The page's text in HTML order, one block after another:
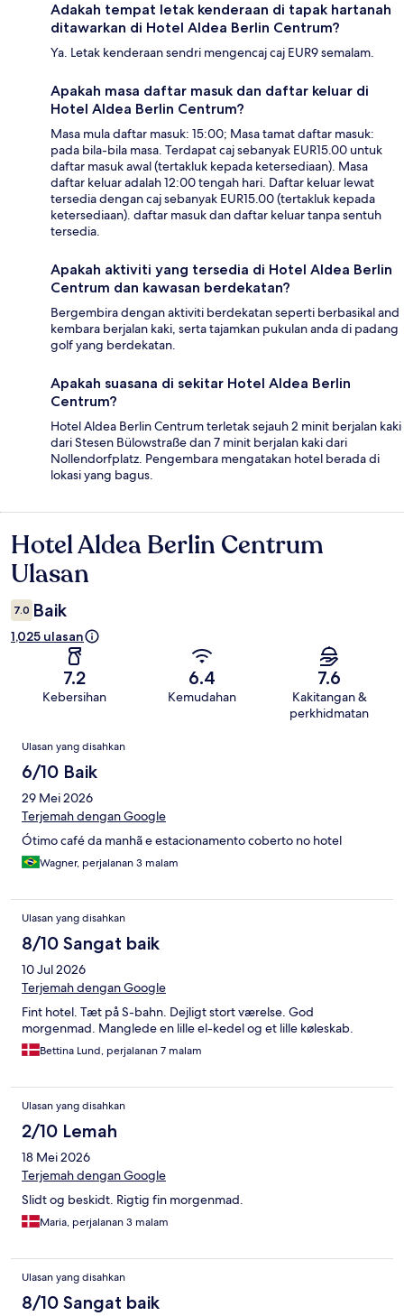
Adakah tempat letak kenderaan di tapak hartanah
ditawarkan di Hotel Aldea Berlin Centrum?
Ya. Letak kenderaan sendri mengencaj caj EUR9 semalam.
Apakah masa daftar masuk dan daftar keluar di
Hotel Aldea Berlin Centrum?
Masa mula daftar masuk: 15:00; Masa tamat daftar masuk:
pada bila-bila masa. Terdapat caj sebanyak EUR15.00 untuk
daftar masuk awal (tertakluk kepada ketersediaan). Masa
daftar keluar adalah 12:00 tengah hari. Daftar keluar lewat
tersedia dengan caj sebanyak EUR15.00 (tertakluk kepada
ketersediaan). daftar masuk dan daftar keluar tanpa sentuh
tersedia.
Apakah aktiviti yang tersedia di Hotel Aldea Berlin
Centrum dan kawasan berdekatan?
Bergembira dengan aktiviti berdekatan seperti berbasikal and
kembara berjalan kaki, serta tajamkan pukulan anda di padang
golf yang berdekatan.
Apakah suasana di sekitar Hotel Aldea Berlin
Centrum?
Hotel Aldea Berlin Centrum terletak sejauh 2 minit berjalan kaki
dari Stesen Bülowstraße dan 7 minit berjalan kaki dari
Nollendorfplatz. Pengembara mengatakan hotel berada di
lokasi yang bagus.
Ulasan
Hotel Aldea Berlin Centrum
Ulasan
7.0 Baik
1,025 ulasan
7.2
Kebersihan
6.4
Kemudahan
7.6
Kakitangan &
perkhidmatan
Ulasan
Ulasan yang disahkan
6/10 Baik
29 Mei 2026
Terjemah dengan Google
Ótimo café da manhã e estacionamento coberto no hotel
Wagner, perjalanan 3 malam
Ulasan yang disahkan
8/10 Sangat baik
10 Jul 2026
Terjemah dengan Google
Fint hotel. Tæt på S-bahn. Dejligt stort værelse. God
morgenmad. Manglede en lille el-kedel og et lille køleskab.
Bettina Lund, perjalanan 7 malam
Ulasan yang disahkan
2/10 Lemah
18 Mei 2026
Terjemah dengan Google
Slidt og beskidt. Rigtig fin morgenmad.
Maria, perjalanan 3 malam
Ulasan yang disahkan
8/10 Sangat baik